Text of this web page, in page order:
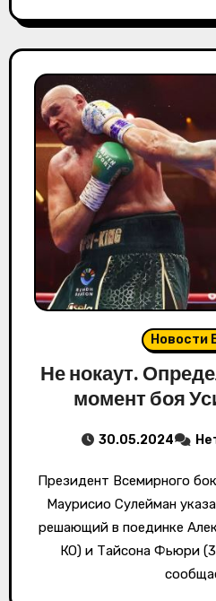
Новости
Не нокаут.
момент боя
30.05.2024
Президент Всемирного боксерского совета (WBC)
Маурисио Сулейман
решающий в поединке
КО) и Тайсона Фьюри